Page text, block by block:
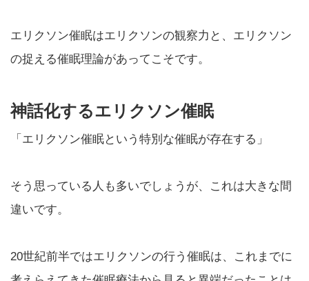
エリクソン催眠はエリクソンの観察力と、エリクソン
の捉える催眠理論があってこそです。
神話化するエリクソン催眠
「エリクソン催眠という特別な催眠が存在する」
そう思っている人も多いでしょうが、これは大きな間
違いです。
20世紀前半ではエリクソンの行う催眠は、これまでに